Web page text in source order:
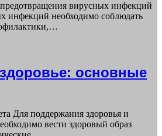
вирусных инфекций
инфекций необходимо соблюдать
основные
Для поддержания здоровья и
вести здоровый образ